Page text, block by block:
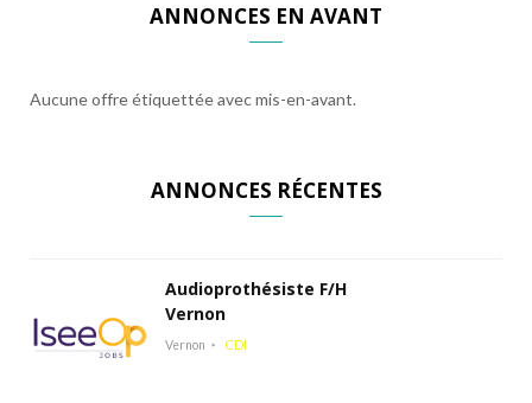
ANNONCES EN AVANT
Aucune offre étiquettée avec mis-en-avant.
ANNONCES RÉCENTES
Audioprothésiste F/H
Vernon
Vernon CDI